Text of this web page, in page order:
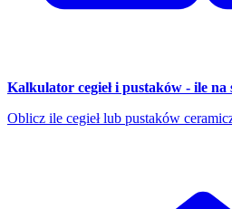
Kalkulator cegieł i pustaków - ile na
Oblicz ile cegieł lub pustaków